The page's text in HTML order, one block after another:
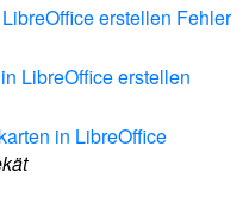
erstellen Fehler
LibreOffice erstellen
in LibreOffice